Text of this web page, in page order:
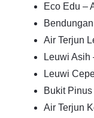
Eco Edu –
Air Terjun
Leuwi Asih
Leuwi
Bukit
Air Terjun